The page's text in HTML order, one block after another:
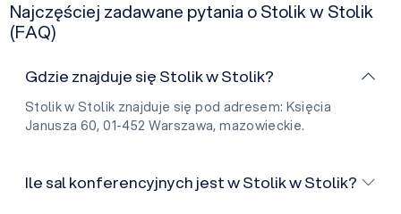
Najczęściej zadawane pytania o Stolik w Stolik
(FAQ)
Gdzie znajduje się Stolik w Stolik?
Stolik w Stolik znajduje się pod adresem: Księcia
Janusza 60, 01-452 Warszawa, mazowieckie.
Ile sal konferencyjnych jest w Stolik w Stolik?